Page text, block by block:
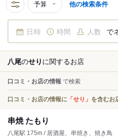
予算 他の検索条件
日時 時間 人数 で
八尾のせり に関するお店
口コミ・お店の情報 で検索
口コミ・お店の情報に 「せり」 を含むお
串焼 たもり
八尾駅 175m / 居酒屋、串焼き、焼き鳥